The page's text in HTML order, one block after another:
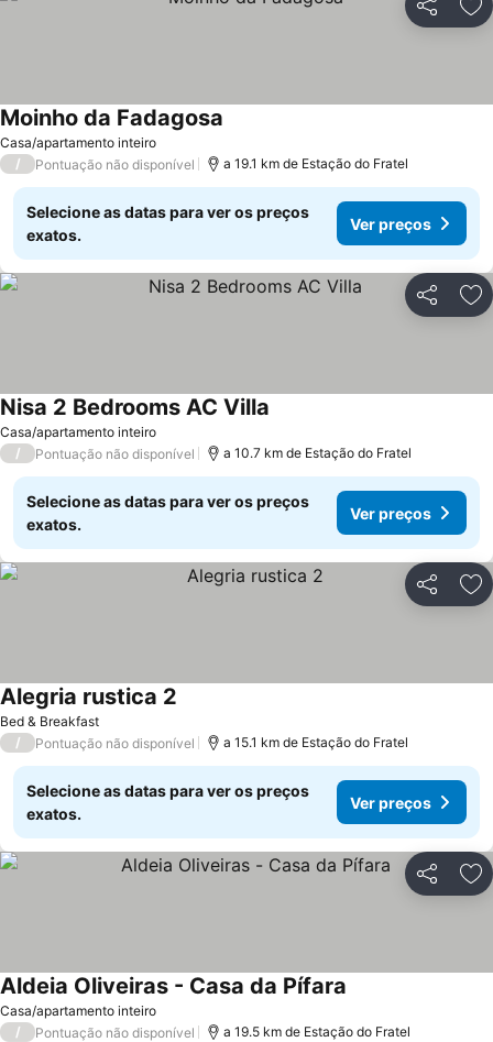
Partilhar
Casa/apartamento inteiro
Moinho da Fadagosa
/ Pontuação não disponível a 19.1 km de Estação do Fratel
Selecione as datas para ver os preços
exatos.
Ver preços
Partilhar
Casa/apartamento inteiro
Nisa 2 Bedrooms AC Villa
/ Pontuação não disponível a 10.7 km de Estação do Fratel
Selecione as datas para ver os preços
exatos.
Ver preços
Partilhar
Bed & Breakfast
Alegria rustica 2
/ Pontuação não disponível a 15.1 km de Estação do Fratel
Selecione as datas para ver os preços
exatos.
Ver preços
Partilhar
Casa/apartamento inteiro
Aldeia Oliveiras - Casa da Pífara
/ Pontuação não disponível a 19.5 km de Estação do Fratel